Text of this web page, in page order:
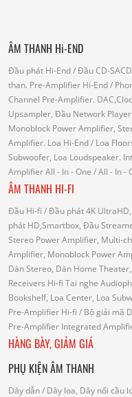
ÂM THANH Hi-END
Đầu phát Hi-End/ Đầu CD-
than. Pre-Amplifier Hi-End/
Channel Pre-Amplifier.
Upsampler, Đầu Network
Monoblock Power Amplifier,
Amplifier. Loa Hi-End/ Loa
Subwoofer, Loa Loudspeaker.
AmplifierAll - In - One / All - In -
ÂM THANH HI-FI
Đầu Hi-fi / Đầu phát 4K
phát HD,Smartbox, Đầu
Stereo Power Amplifier, Multi-
Amplifier, Monoblock Power
Dàn Stereo, Dàn Home
Receivers Hi-fi Tai nghe
Bookshelf, Loa Center, Loa
Pre-Amplifier Hi-fi / Bộ giải mã
Pre-Amplifier Integrated
HÀNG BÀY, GIẢM GIÁ
PHỤ KIỆN ÂM THANH
Dây dẫn/ Dây loa, Dây nối cầu